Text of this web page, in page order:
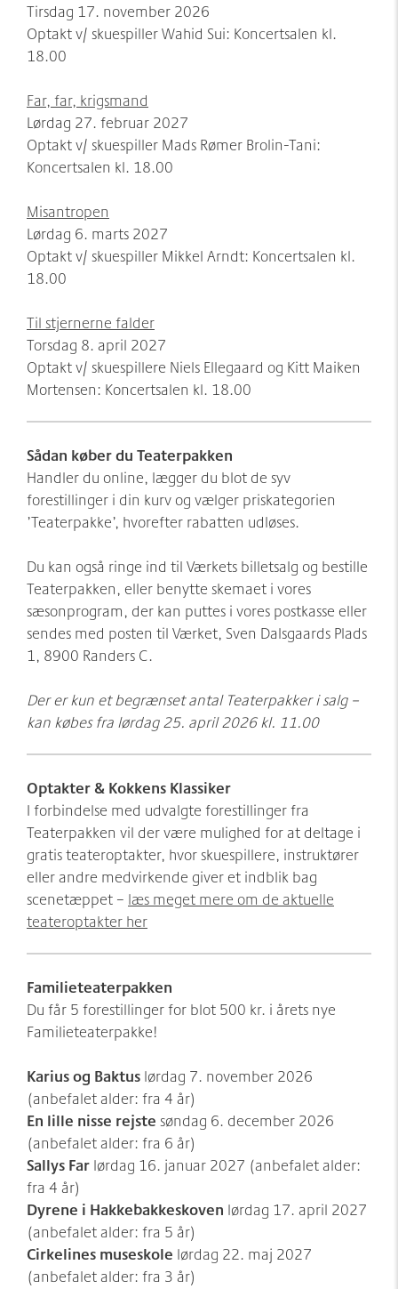
Tirsdag 17. november 2026
Optakt v/ skuespiller Wahid Sui: Koncertsalen kl.
18.00
Far, far, krigsmand
Lørdag 27. februar 2027
Optakt v/ skuespiller Mads Rømer Brolin-Tani:
Koncertsalen kl. 18.00
Misantropen
Lørdag 6. marts 2027
Optakt v/ skuespiller Mikkel Arndt: Koncertsalen kl.
18.00
Til stjernerne falder
Torsdag 8. april 2027
Optakt v/ skuespillere Niels Ellegaard og Kitt Maiken
Mortensen: Koncertsalen kl. 18.00
Sådan køber du Teaterpakken
Handler du online, lægger du blot de syv
forestillinger i din kurv og vælger priskategorien
’Teaterpakke’, hvorefter rabatten udløses.
Du kan også ringe ind til Værkets billetsalg og bestille
Teaterpakken, eller benytte skemaet i vores
sæsonprogram, der kan puttes i vores postkasse eller
sendes med posten til Værket, Sven Dalsgaards Plads
1, 8900 Randers C.
Der er kun et begrænset antal Teaterpakker i salg –
kan købes fra lørdag 25. april 2026 kl. 11.00
Optakter & Kokkens Klassiker
I forbindelse med udvalgte forestillinger fra
Teaterpakken vil der være mulighed for at deltage i
gratis teateroptakter, hvor skuespillere, instruktører
eller andre medvirkende giver et indblik bag
scenetæppet – læs meget mere om de aktuelle
teateroptakter her
Familieteaterpakken
Du får 5 forestillinger for blot 500 kr. i årets nye
Familieteaterpakke!
Karius og Baktus lørdag 7. november 2026
(anbefalet alder: fra 4 år)
En lille nisse rejste søndag 6. december 2026
(anbefalet alder: fra 6 år)
Sallys Far lørdag 16. januar 2027 (anbefalet alder:
fra 4 år)
Dyrene i Hakkebakkeskoven lørdag 17. april 2027
(anbefalet alder: fra 5 år)
Cirkelines museskole lørdag 22. maj 2027
(anbefalet alder: fra 3 år)